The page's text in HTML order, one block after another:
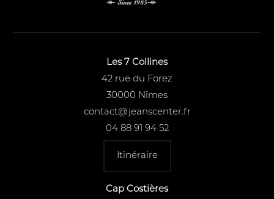
Les 7 Collines
42 rue du Forez
30000 Nîmes
contact@jeanscenter.fr
04 88 91 94 52
Itinéraire
Cap Costières